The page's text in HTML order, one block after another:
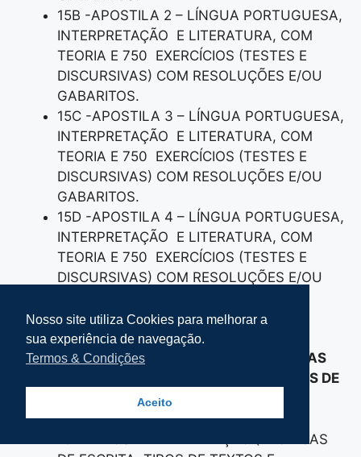
15B -APOSTILA 2 – LÍNGUA PORTUGUESA,
INTERPRETAÇÃO E LITERATURA, COM
TEORIA E 750 EXERCÍCIOS (TESTES E
DISCURSIVAS) COM RESOLUÇÕES E/OU
GABARITOS.
15C -APOSTILA 3 – LÍNGUA PORTUGUESA,
INTERPRETAÇÃO E LITERATURA, COM
TEORIA E 750 EXERCÍCIOS (TESTES E
DISCURSIVAS) COM RESOLUÇÕES E/OU
GABARITOS.
15D -APOSTILA 4 – LÍNGUA PORTUGUESA,
INTERPRETAÇÃO E LITERATURA, COM
TEORIA E 750 EXERCÍCIOS (TESTES E
DISCURSIVAS) COM RESOLUÇÕES E/OU
-16- 4 APOSTILAS DE SUPER
APROFUNDAMENTO DE REDAÇÃO (TÉCNICAS
DE ESCRITA, TIPOS DE TEXTOS E PROPOSTAS DE
REDAÇÕES), SENDO:
16A -APOSTILA 1 – REDAÇÃO (TÉCNICAS
Nosso site utiliza Cookies para melhorar a
sua experiência de navegação.
Termos & Condições
Aceito